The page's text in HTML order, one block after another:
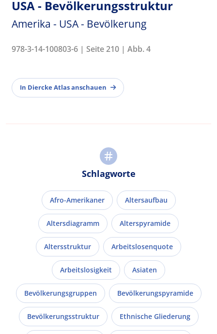
USA - Bevölkerungsstruktur
Amerika - USA - Bevölkerung
978-3-14-100803-6 | Seite 210 | Abb. 4
In Diercke Atlas anschauen
Schlagworte
Afro-Amerikaner Altersaufbau
Altersdiagramm Alterspyramide
Altersstruktur Arbeitslosenquote
Arbeitslosigkeit Asiaten
Bevölkerungsgruppen Bevölkerungspyramide
Bevölkerungsstruktur Ethnische Gliederung